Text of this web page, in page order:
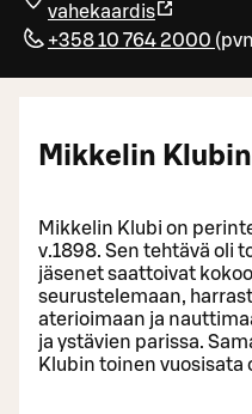
vahekaardis
+358 10 764 2000 (
Mikkelin
Mikkelin Klubi on
v.1898. Sen tehtävä oli
jäsenet saattoivat
seurustelemaan,
aterioimaan ja
ja ystävien parissa.
Klubin toinen vuosisata